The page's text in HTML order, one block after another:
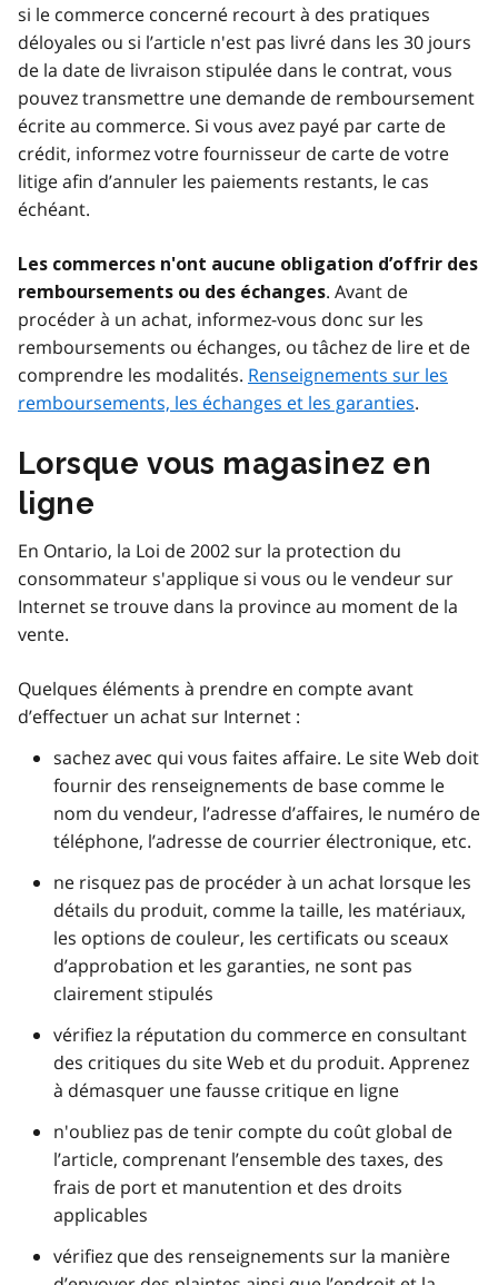
si le commerce concerné recourt à des pratiques
déloyales ou si l’article n'est pas livré dans les 30 jours
de la date de livraison stipulée dans le contrat, vous
pouvez transmettre une demande de remboursement
écrite au commerce. Si vous avez payé par carte de
crédit, informez votre fournisseur de carte de votre
litige afin d’annuler les paiements restants, le cas
échéant.
Les commerces n'ont aucune obligation d’offrir des
remboursements ou des échanges. Avant de
procéder à un achat, informez-vous donc sur les
remboursements ou échanges, ou tâchez de lire et de
comprendre les modalités. Renseignements sur les
remboursements, les échanges et les garanties.
Lorsque vous magasinez en
ligne
En Ontario, la Loi de 2002 sur la protection du
consommateur s'applique si vous ou le vendeur sur
Internet se trouve dans la province au moment de la
vente.
Quelques éléments à prendre en compte avant
d’effectuer un achat sur Internet :
sachez avec qui vous faites affaire. Le site Web doit
fournir des renseignements de base comme le
nom du vendeur, l’adresse d’affaires, le numéro de
téléphone, l’adresse de courrier électronique, etc.
ne risquez pas de procéder à un achat lorsque les
détails du produit, comme la taille, les matériaux,
les options de couleur, les certificats ou sceaux
d’approbation et les garanties, ne sont pas
clairement stipulés
vérifiez la réputation du commerce en consultant
des critiques du site Web et du produit. Apprenez
à démasquer une fausse critique en ligne
n'oubliez pas de tenir compte du coût global de
l’article, comprenant l’ensemble des taxes, des
frais de port et manutention et des droits
applicables
vérifiez que des renseignements sur la manière